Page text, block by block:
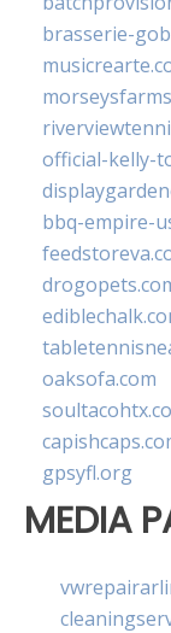
brasserie-
official-kelly-
bbq-empire-
oaksofa.com
gpsyfl.org
MEDIA